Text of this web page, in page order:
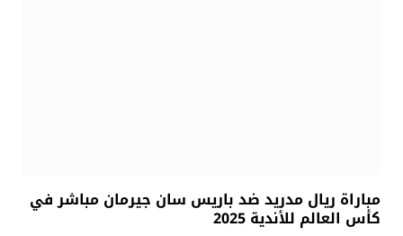
مباراة ريال مدريد ضد باريس سان جيرمان مباشر في
كأس العالم للأندية 2025